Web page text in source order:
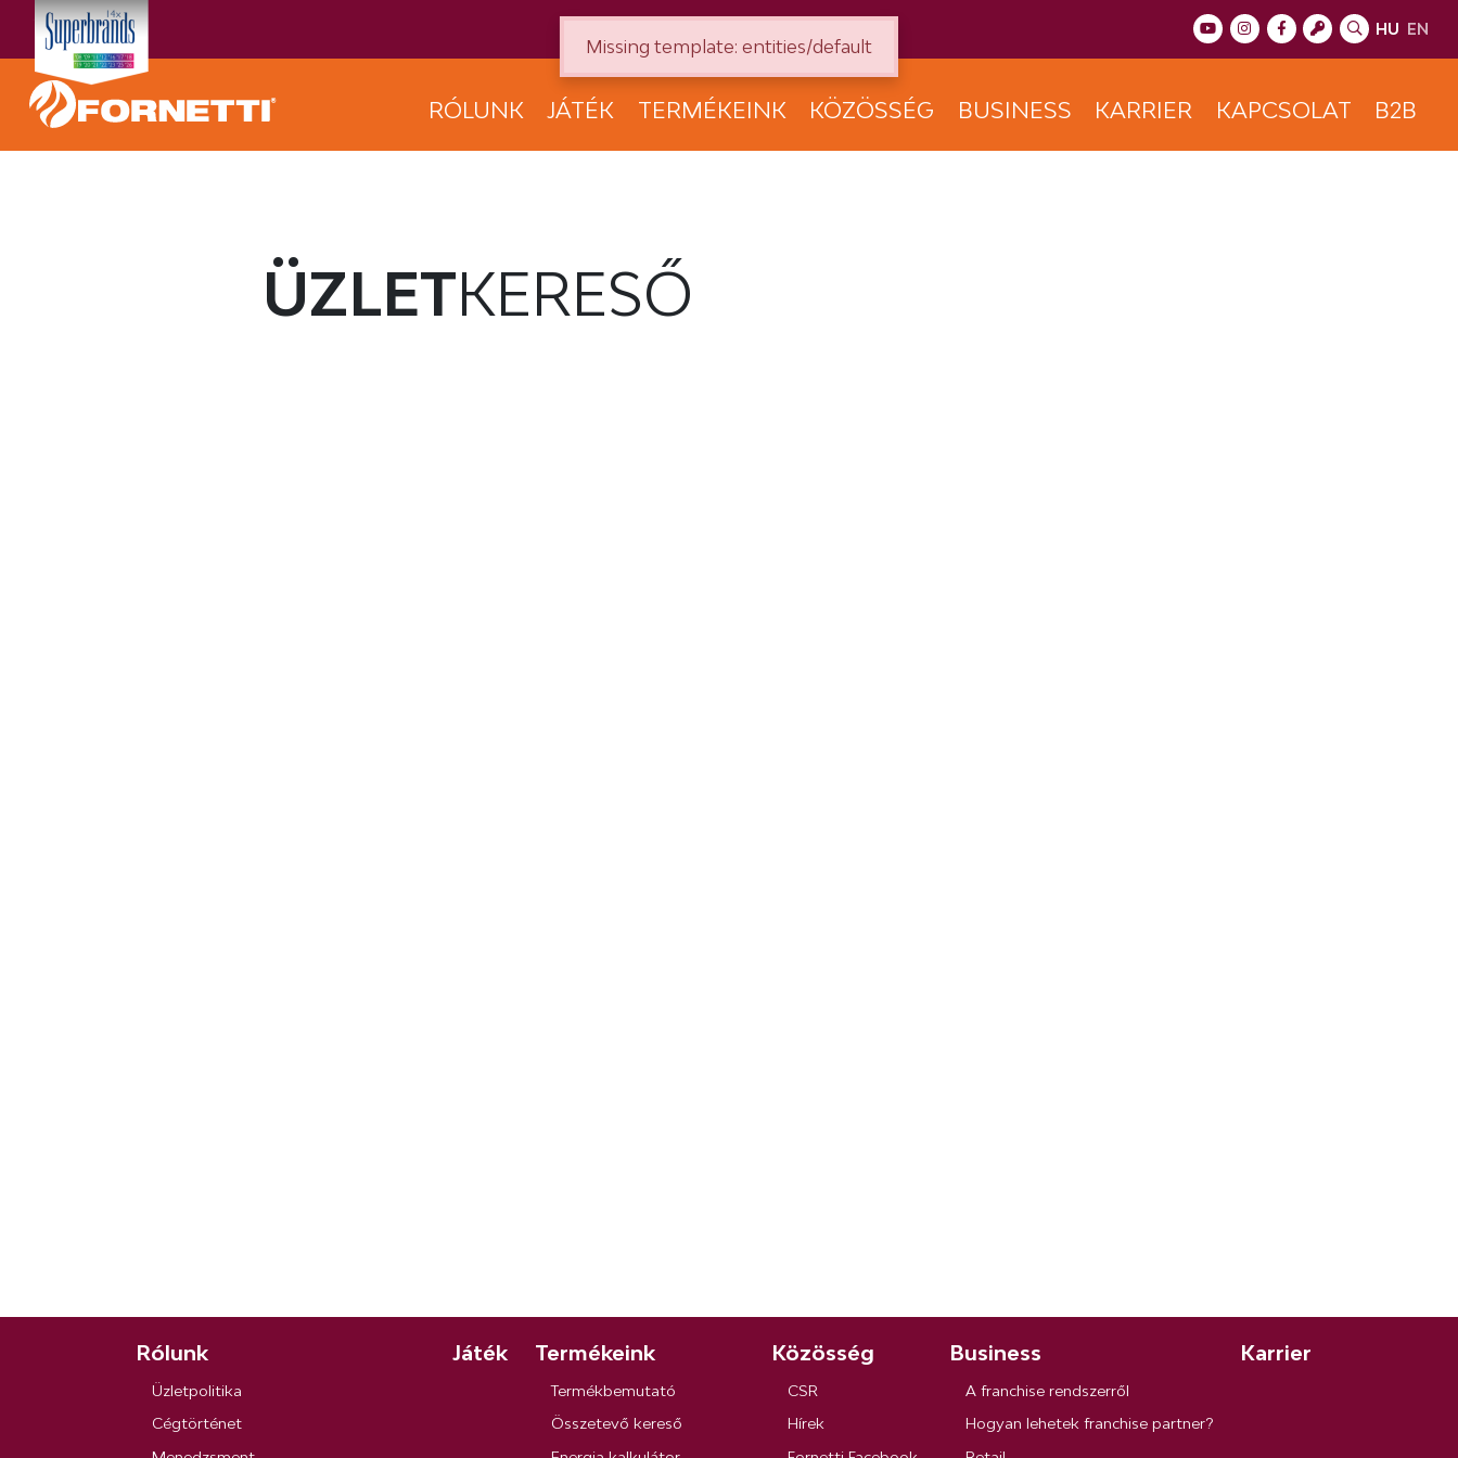
HU EN
RÓLUNK JÁTÉK TERMÉKEINK KÖZÖSSÉG BUSINESS KARRIER KAPCSOLAT B2B
ÜZLETKERESŐ
Rólunk
Üzletpolitika
Cégtörténet
Játék Termékeink
Termékbemutató
Összetevő kereső
Közösség
CSR
Hírek
Business
A franchise rendszerről
Hogyan lehetek franchise partner?
Karrier
Missing template: entities/default